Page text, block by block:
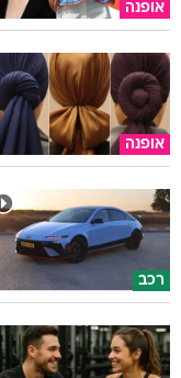
אופנה
אופנה
רכב